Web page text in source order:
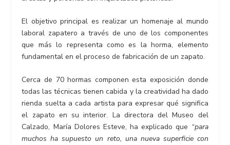
El objetivo principal es realizar un homenaje al mundo
laboral zapatero a través de uno de los componentes
que más lo representa como es la horma, elemento
fundamental en el proceso de fabricación de un zapato.
Cerca de 70 hormas componen esta exposición donde
todas las técnicas tienen cabida y la creatividad ha dado
rienda suelta a cada artista para expresar qué significa
el zapato en su interior. La directora del Museo del
Calzado, María Dolores Esteve, ha explicado que “para
muchos ha supuesto un reto, una nueva superficie con